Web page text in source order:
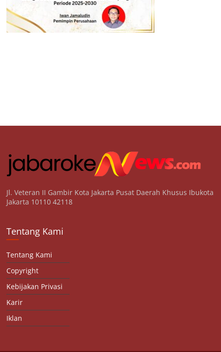
Jl. Veteran II Gambir Kota Jakarta Pusat Daerah Khusus Ibukota
Jakarta 10110 42118
Tentang Kami
Tentang Kami
Copyright
Kebijakan Privasi
Karir
Iklan